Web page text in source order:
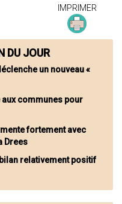
IMPRIMER
DU JOUR
un nouveau «
aux communes pour
fortement avec
Drees
relativement positif